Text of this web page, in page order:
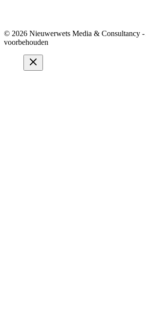
© 2026 Nieuwerwets Media & Consultancy -
voorbehouden